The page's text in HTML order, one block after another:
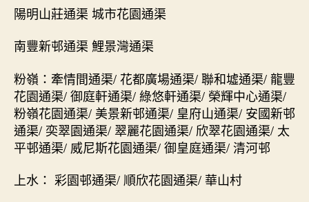
陽明山莊通渠 城市花園通渠
南豐新邨通渠 鯉景灣通渠
粉嶺：牽情間通渠/ 花都廣場通渠/ 聯和墟通渠/ 龍豐
花園通渠/ 御庭軒通渠/ 綠悠軒通渠/ 榮輝中心通渠/
粉嶺花園通渠/ 美景新邨通渠/ 皇府山通渠/ 安國新邨
通渠/ 奕翠園通渠/ 翠麗花園通渠/ 欣翠花園通渠/ 太
平邨通渠/ 威尼斯花園通渠/ 御皇庭通渠/ 清河邨
上水： 彩園邨通渠/ 順欣花園通渠/ 華山村